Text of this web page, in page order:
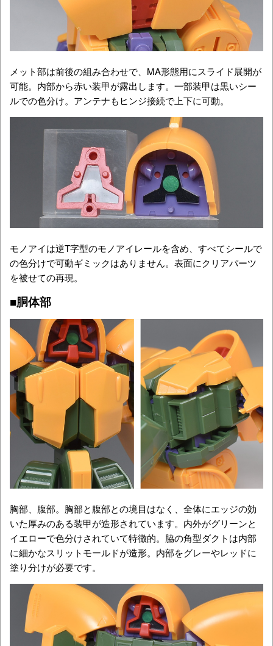
メット部は前後の組み合わせで、MA形態用にスライド展開が
可能。内部から赤い装甲が露出します。一部装甲は黒いシー
ルでの色分け。アンテナもヒンジ接続で上下に可動。
モノアイは逆T字型のモノアイレールを含め、すべてシールで
の色分けで可動ギミックはありません。表面にクリアパーツ
を被せての再現。
■胴体部
胸部、腹部。胸部と腹部との境目はなく、全体にエッジの効
いた厚みのある装甲が造形されています。内外がグリーンと
イエローで色分けされていて特徴的。脇の角型ダクトは内部
に細かなスリットモールドが造形。内部をグレーやレッドに
塗り分けが必要です。